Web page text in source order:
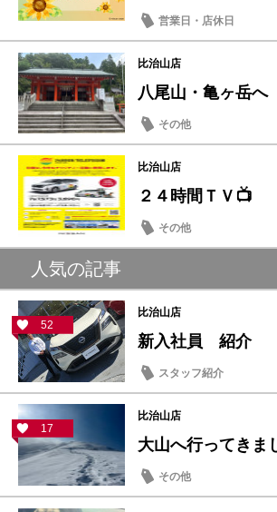
営業日・店休日
比治山店
八尾山・亀ヶ岳へ
その他
比治山店
２４時間ＴＶ📺
その他
人気の記事
52
比治山店
新入社員 紹介
スタッフ紹介
17
比治山店
大山へ行ってき
その他